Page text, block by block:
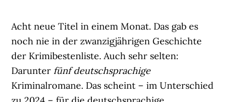
Acht neue Titel in einem Monat. Das gab es
noch nie in der zwanzigjährigen Geschichte
der Krimibestenliste. Auch sehr selten:
Darunter fünf deutschsprachige
Kriminalromane. Das scheint – im Unterschied